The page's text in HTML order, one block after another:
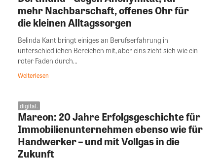
mehr Nachbarschaft, offenes Ohr für
die kleinen Alltagssorgen
Belinda Kant bringt einiges an Berufserfahrung in
unterschiedlichen Bereichen mit, aber eins zieht sich wie ein
roter Faden durch...
Weiterlesen
digital.
Mareon: 20 Jahre Erfolgsgeschichte für
Immobilienunternehmen ebenso wie für
Handwerker – und mit Vollgas in die
Zukunft